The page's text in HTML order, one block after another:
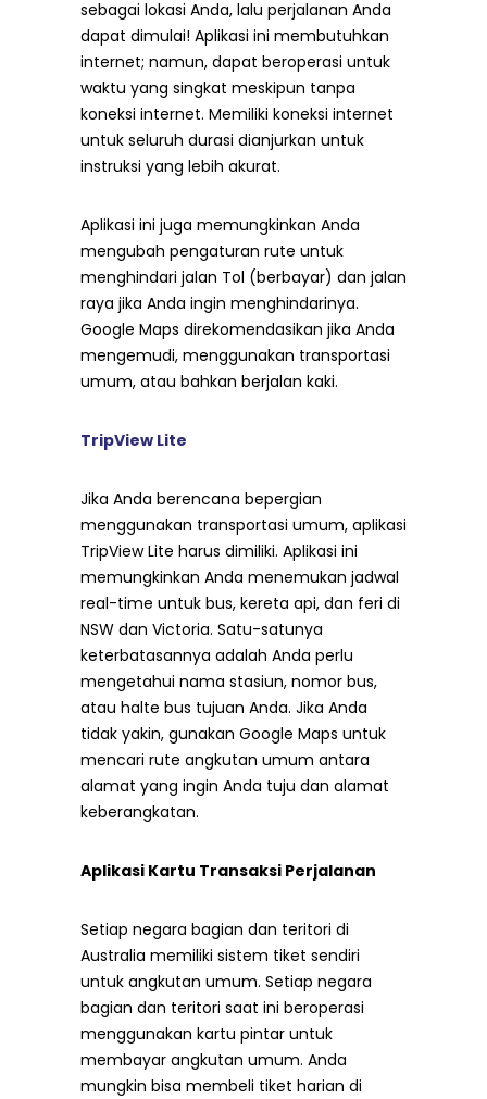
sebagai lokasi Anda, lalu perjalanan Anda
dapat dimulai! Aplikasi ini membutuhkan
internet; namun, dapat beroperasi untuk
waktu yang singkat meskipun tanpa
koneksi internet. Memiliki koneksi internet
untuk seluruh durasi dianjurkan untuk
instruksi yang lebih akurat.
Aplikasi ini juga memungkinkan Anda
mengubah pengaturan rute untuk
menghindari jalan Tol (berbayar) dan jalan
raya jika Anda ingin menghindarinya.
Google Maps direkomendasikan jika Anda
mengemudi, menggunakan transportasi
umum, atau bahkan berjalan kaki.
TripView Lite
Jika Anda berencana bepergian
menggunakan transportasi umum, aplikasi
TripView Lite harus dimiliki. Aplikasi ini
memungkinkan Anda menemukan jadwal
real-time untuk bus, kereta api, dan feri di
NSW dan Victoria. Satu-satunya
keterbatasannya adalah Anda perlu
mengetahui nama stasiun, nomor bus,
atau halte bus tujuan Anda. Jika Anda
tidak yakin, gunakan Google Maps untuk
mencari rute angkutan umum antara
alamat yang ingin Anda tuju dan alamat
keberangkatan.
Aplikasi Kartu Transaksi Perjalanan
Setiap negara bagian dan teritori di
Australia memiliki sistem tiket sendiri
untuk angkutan umum. Setiap negara
bagian dan teritori saat ini beroperasi
menggunakan kartu pintar untuk
membayar angkutan umum. Anda
mungkin bisa membeli tiket harian di